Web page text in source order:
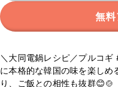
無料
＼大同電鍋レシピ／プルコ
に本格的な韓国の味を楽しめ
り、ご飯との相性も抜群😊🍲